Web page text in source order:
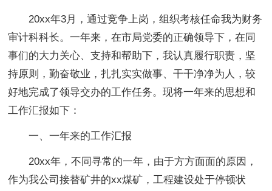
20xx年3月，通过竞争上岗，组织考核任命我为财务
审计科科长。一年来，在市局党委的正确领导下，在同
事们的大力关心、支持和帮助下，我认真履行职责，坚
持原则，勤奋敬业，扎扎实实做事、干干净净为人，较
好地完成了领导交办的工作任务。现将一年来的思想和
工作汇报如下：
一、一年来的工作汇报
20xx年，不同寻常的一年，由于方方面面的原因，
作为我公司接替矿井的xx煤矿，工程建设处于停顿状